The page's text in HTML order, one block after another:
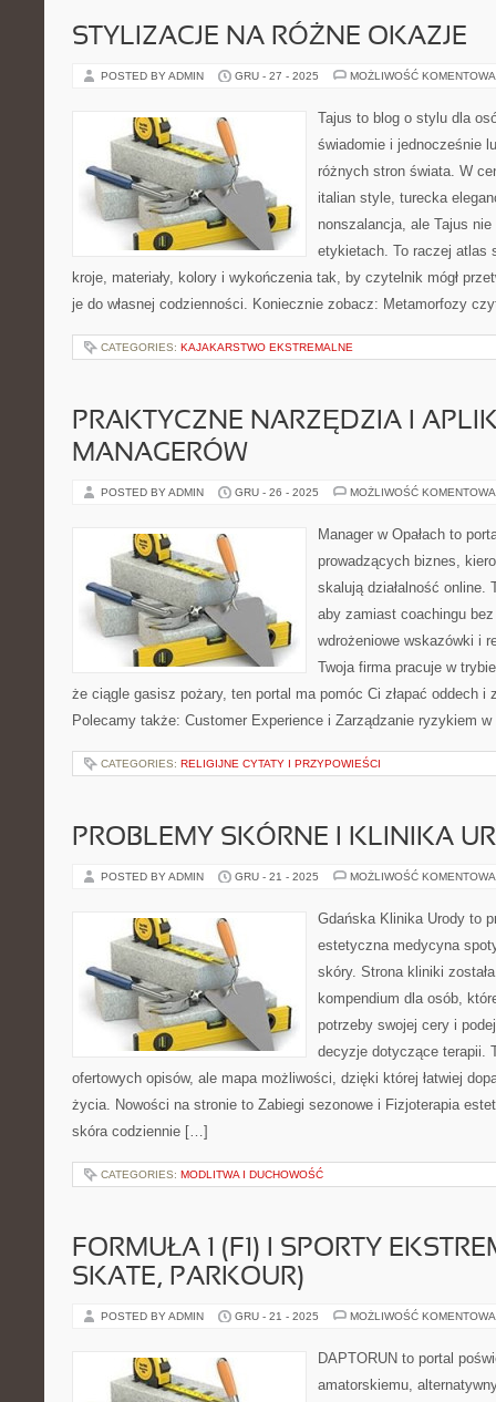
STYLIZACJE NA RÓŻNE OKAZJE
POSTED BY ADMIN GRU - 27 - 2025 MOŻLIWOŚĆ
Tajus to blog o stylu dla
świadomie i jednocześnie
różnych stron świata. W
italian style, turecka
nonszalancja, ale Tajus
etykietach. To raczej atlas
kroje, materiały, kolory i wykończenia tak, by czytelnik mógł
je do własnej codzienności. Koniecznie zobacz: Metamorfozy
CATEGORIES: KAJAKARSTWO EKSTREMALNE
PRAKTYCZNE NARZĘDZIA I
MANAGERÓW
POSTED BY ADMIN GRU - 26 - 2025 MOŻLIWOŚĆ
Manager w Opałach to
prowadzących biznes,
skalują działalność online.
aby zamiast coachingu
wdrożeniowe wskazówki i
Twoja firma pracuje w
że ciągle gasisz pożary, ten portal ma pomóc Ci złapać oddech
Polecamy także: Customer Experience i Zarządzanie ryzykiem
CATEGORIES: RELIGIJNE CYTATY I PRZYPOWIEŚCI
PROBLEMY SKÓRNE I KLINIKA
POSTED BY ADMIN GRU - 21 - 2025 MOŻLIWOŚĆ
Gdańska Klinika Urody to
estetyczna medycyna
skóry. Strona kliniki
kompendium dla osób,
potrzeby swojej cery i
decyzje dotyczące terapii.
ofertowych opisów, ale mapa możliwości, dzięki której łatwiej
życia. Nowości na stronie to Zabiegi sezonowe i Fizjoterapia
skóra codziennie […]
CATEGORIES: MODLITWA I DUCHOWOŚĆ
FORMUŁA 1 (F1) I SPORTY
SKATE, PARKOUR)
POSTED BY ADMIN GRU - 21 - 2025 MOŻLIWOŚĆ
DAPTORUN to portal
amatorskiemu,